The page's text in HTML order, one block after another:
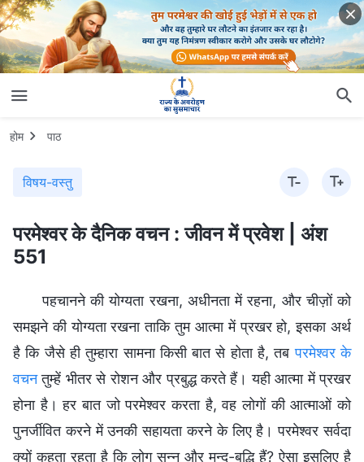
होम पाठ
विषय-वस्तु
परमेश्वर के दैनिक वचन : जीवन में प्रवेश | अंश
551
पहचानने की योग्यता रखना, अधीनता में रहना, और चीज़ों को
समझने की योग्यता रखना ताकि तुम आत्मा में प्रखर हो, इसका अर्थ
है कि जैसे ही तुम्हारा सामना किसी बात से होता है, तबपरमेश्वर के
वचनतुम्हें भीतर से रोशन और प्रबुद्ध करते हैं। यही आत्मा में प्रखर
होना है। हर बात जो परमेश्वर करता है, वह लोगों की आत्माओं को
पुनर्जीवित करने में उनकी सहायता करने के लिए है। परमेश्वर सर्वदा
क्यों कहता रहता है कि लोग सुन्न और मन्द-बुद्धि हैं? ऐसा इसलिए है